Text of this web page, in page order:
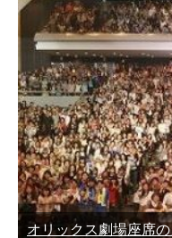
オリックス劇場座席